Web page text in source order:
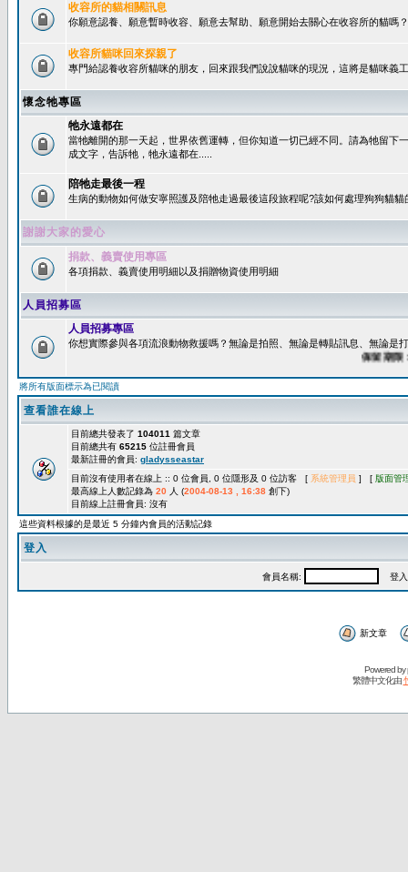
收容所的貓相關訊息
你願意認養、願意暫時收容、願意去幫助、願意開始去關心在收容所的貓嗎？
收容所貓咪回來探親了
專門給認養收容所貓咪的朋友，回來跟我們說說貓咪的現況，這將是貓咪義
懷念牠專區
牠永遠都在
當牠離開的那一天起，世界依舊運轉，但你知道一切已經不同。請為牠留下
成文字，告訴牠，牠永遠都在.....
陪牠走最後一程
生病的動物如何做安寧照護及陪牠走過最後這段旅程呢?該如何處理狗狗貓貓
謝謝大家的愛心
捐款、義賣使用專區
各項捐款、義賣使用明細以及捐贈物資使用明細
人員招募區
人員招募專區
你想實際參與各項流浪動物救援嗎？無論是拍照、無論是轉貼訊息、無論是
保留期限：60
將所有版面標示為已閱讀
查看誰在線上
目前總共發表了 104011 篇文章
目前總共有 65215 位註冊會員
最新註冊的會員: gladysseastar
目前沒有使用者在線上 :: 0 位會員, 0 位隱形及 0 位訪客 [ 系統管理員 ] [ 版面管
最高線上人數記錄為 20 人 (2004-08-13 , 16:38 創下)
目前線上註冊會員: 沒有
這些資料根據的是最近 5 分鐘內會員的活動記錄
登入
會員名稱: 登入
新文章
Powered by
繁體中文化由